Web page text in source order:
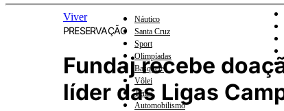
Náutico
Santa Cruz
Sport
Olimpíadas
Basquete
Vôlei
Tênis
Automobilismo
Viver
PRESERVAÇÃO
Fundaj recebe
líder das Ligas